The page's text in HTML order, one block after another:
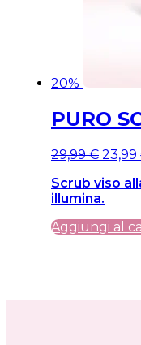
20%
PURO
Il
originale
era:
29,99 €.
29,99€Il
è:
29,99
23,99
Scrub viso
illumina.
Aggiungi al